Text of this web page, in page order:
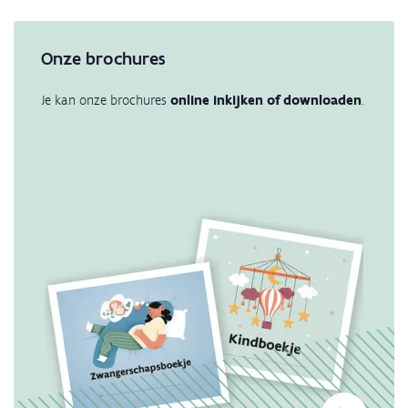
Onze brochures
Je kan onze brochures online inkijken of downloaden.